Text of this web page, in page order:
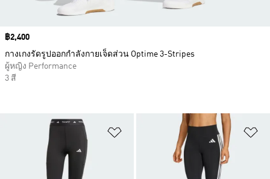
เพิ่มไปยังรายการสินค้าโปรด
Price
฿2,400
กางเกงรัดรูปออกกำลังกายเจ็ดส่วน Optime 3-Stripes
ผู้หญิง Performance
3 สี